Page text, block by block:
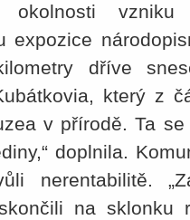
okolnosti
expozice
dříve
který z
v přírodě. Ta
doplnila.
nerentabilitě.
na sklonku